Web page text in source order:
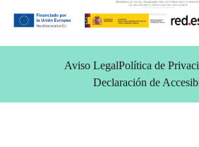
Aviso LegalPolítica de
Declaración de